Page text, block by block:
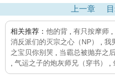
上一章
相关推荐： 他的背 有只按摩师
消反派们的灭宗之心（NP）
我
之宝贝你别哭
当霸总被抛弃之
气运之子的炮灰师兄（穿书）